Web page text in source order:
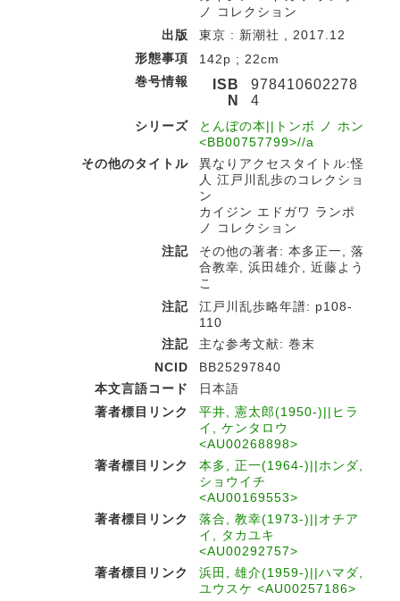
ノ コレクション
出版
東京 : 新潮社 , 2017.12
形態事項
142p ; 22cm
巻号情報
ISB
N
978410602278
4
シリーズ
とんぼの本||トンボ ノ ホン
<BB00757799>//a
その他のタイトル
異なりアクセスタイトル:怪
人 江戸川乱歩のコレクショ
ン
カイジン エドガワ ランポ
ノ コレクション
注記
その他の著者: 本多正一, 落
合教幸, 浜田雄介, 近藤よう
こ
注記
江戸川乱歩略年譜: p108-
110
注記
主な参考文献: 巻末
NCID
BB25297840
本文言語コード
日本語
著者標目リンク
平井, 憲太郎(1950-)||ヒラ
イ, ケンタロウ
<AU00268898>
著者標目リンク
本多, 正一(1964-)||ホンダ,
ショウイチ
<AU00169553>
著者標目リンク
落合, 教幸(1973-)||オチア
イ, タカユキ
<AU00292757>
著者標目リンク
浜田, 雄介(1959-)||ハマダ,
ユウスケ <AU00257186>